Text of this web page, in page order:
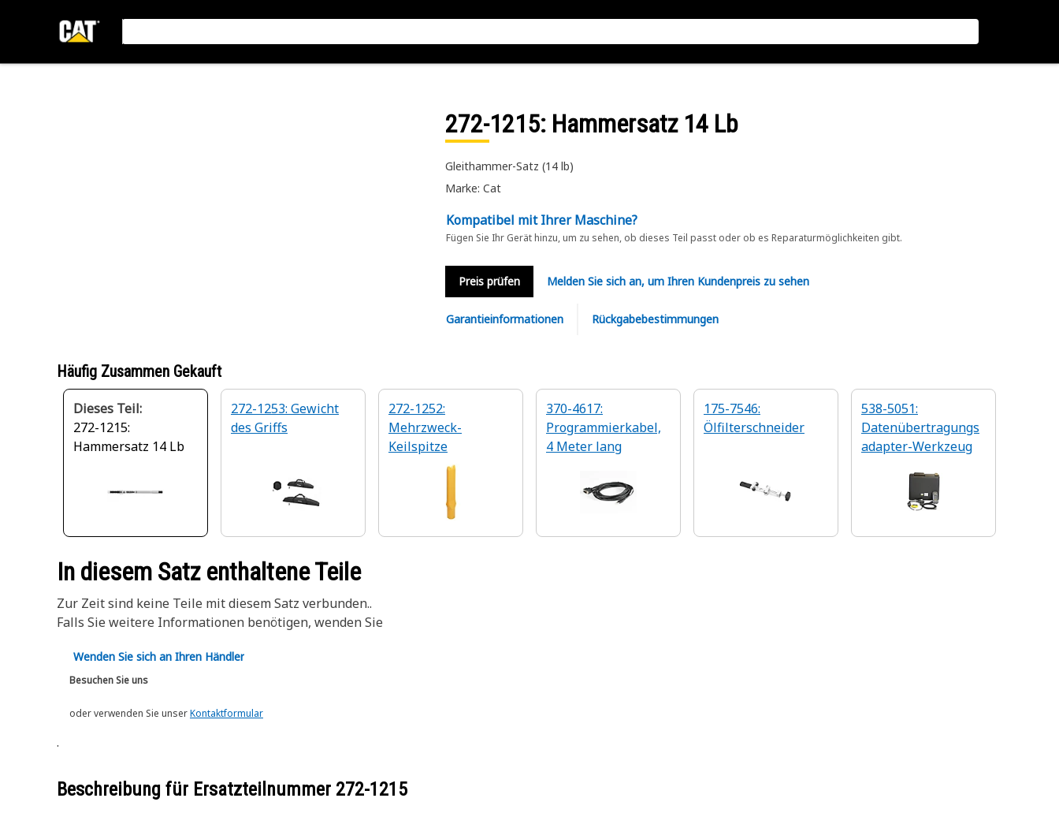
272-1215: Hammersatz 14 Lb
Gleithammer-Satz (14 lb)
Marke: Cat
Kompatibel mit Ihrer Maschine?
Fügen Sie Ihr Gerät hinzu, um zu sehen, ob dieses Teil passt oder ob es Reparaturmöglichkeiten gibt.
Preis prüfen Melden Sie sich an, um Ihren Kundenpreis zu sehen
Garantieinformationen Rückgabebestimmungen
Häufig Zusammen Gekauft
Dieses Teil:
272-1215:
Hammersatz 14 Lb
272-1253: Gewicht
des Griffs
272-1252:
Mehrzweck-
Keilspitze
370-4617:
Programmierkabel,
4 Meter lang
175-7546:
Ölfilterschneider
538-5051:
Datenübertragungs
adapter-Werkzeug
In diesem Satz enthaltene Teile
Zur Zeit sind keine Teile mit diesem Satz verbunden..
Falls Sie weitere Informationen benötigen, wenden Sie
Wenden Sie sich an Ihren Händler
Besuchen Sie uns
oder verwenden Sie unserKontaktformular
.
Beschreibung für Ersatzteilnummer 272-1215